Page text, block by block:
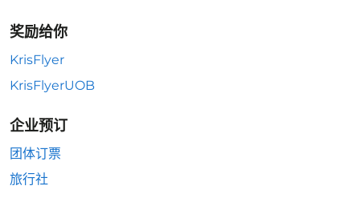
奖励给你
KrisFlyer
KrisFlyerUOB
企业预订
团体订票
旅行社